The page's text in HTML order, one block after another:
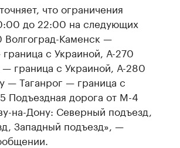
что ограничения
до 22:00 на следующих
Волгоград-Каменск —
с Украиной, А-270
граница с Украиной, А-280
— Таганрог — граница с
Подъездная дорога от М-4
на-Дону: Северный подъезд,
Западный подъезд», —